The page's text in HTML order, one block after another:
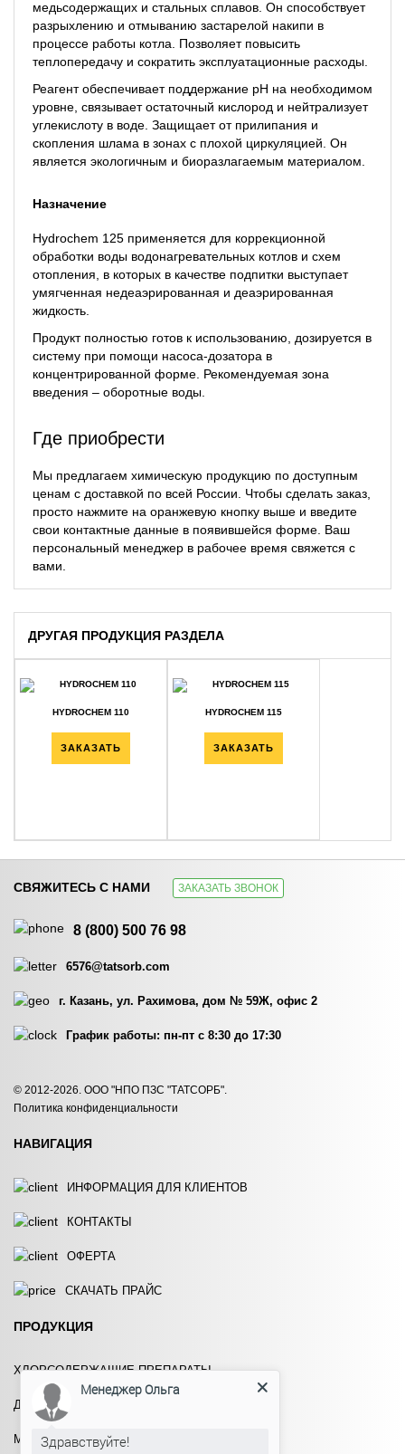
медьсодержащих и стальных сплавов. Он способствует
разрыхлению и отмыванию застарелой накипи в
процессе работы котла. Позволяет повысить
теплопередачу и сократить эксплуатационные расходы.
Реагент обеспечивает поддержание pH на необходимом
уровне, связывает остаточный кислород и нейтрализует
углекислоту в воде. Защищает от прилипания и
скопления шлама в зонах с плохой циркуляцией. Он
является экологичным и биоразлагаемым материалом.
Назначение
Hydrochem 125 применяется для коррекционной
обработки воды водонагревательных котлов и схем
отопления, в которых в качестве подпитки выступает
умягченная недеаэрированная и деаэрированная
жидкость.
Продукт полностью готов к использованию, дозируется в
систему при помощи насоса-дозатора в
концентрированной форме. Рекомендуемая зона
введения – оборотные воды.
Где приобрести
Мы предлагаем химическую продукцию по доступным
ценам с доставкой по всей России. Чтобы сделать заказ,
просто нажмите на оранжевую кнопку выше и введите
свои контактные данные в появившейся форме. Ваш
персональный менеджер в рабочее время свяжется с
вами.
ДРУГАЯ ПРОДУКЦИЯ РАЗДЕЛА
HYDROCHEM 110
ЗАКАЗАТЬ
HYDROCHEM 115
ЗАКАЗАТЬ
HYDROCHEM 117
ЗАКАЗАТЬ
HYDROCHEM 119
ЗАКАЗАТЬ
HYDROCHEM 140
ЗАКАЗАТЬ
HYDROCHEM 160
СВЯЖИТЕСЬ С НАМИ ЗАКАЗАТЬ ЗВОНОК
8 (800) 500 76 98
6576@tatsorb.com
г. Казань, ул. Рахимова, дом № 59Ж, офис 2
График работы: пн-пт с 8:30 до 17:30
© 2012-2026. ООО "НПО ПЗС "ТАТСОРБ".
Политика конфиденциальности
НАВИГАЦИЯ
ИНФОРМАЦИЯ ДЛЯ КЛИЕНТОВ
КОНТАКТЫ
ОФЕРТА
СКАЧАТЬ ПРАЙС
ПРОДУКЦИЯ
ХЛОРСОДЕРЖАЩИЕ ПРЕПАРАТЫ
ДЕЗИНФИЦИРУЮЩИЕ СРЕДСТВА
МАТЕРИАЛЫ ДЛЯ ВОДОПОДГОТОВКИ
Менеджер Ольга
Здравствуйте!